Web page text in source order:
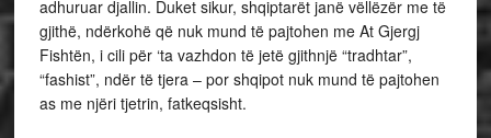
adhuruar djallin. Duket sikur, shqiptarët janë vëllëzër me të
gjithë, ndërkohë që nuk mund të pajtohen me At Gjergj
Fishtën, i cili për ‘ta vazhdon të jetë gjithnjë “tradhtar”,
“fashist”, ndër të tjera – por shqipot nuk mund të pajtohen
as me njëri tjetrin, fatkeqsisht.